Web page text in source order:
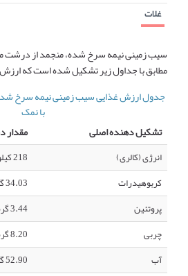
غلات
سیب زمینی نیمه سرخ شده، منجمد از درشت
مطابق با جداول زیر تشکیل شده است که
جدول ارزش غذایی سیب زمینی نیمه سرخ
با نمک
تشکیل دهنده اصلی
مقدار در100
انرژی (کالری)
218 کیلوکالری
کربوهیدرات
34.03 گرم
پروتئین
3.44 گرم
چربی
8.20 گرم
آب
52.90 گرم